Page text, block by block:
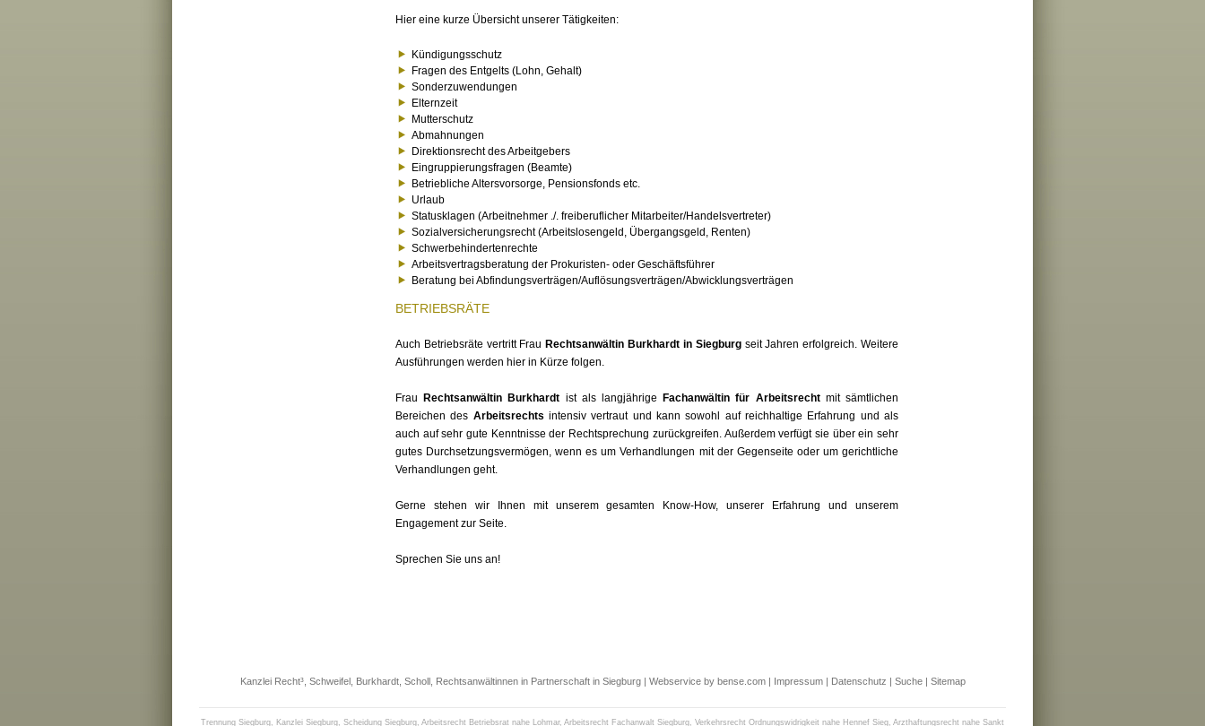
Hier eine kurze Übersicht unserer Tätigkeiten:
Kündigungsschutz
Fragen des Entgelts (Lohn, Gehalt)
Sonderzuwendungen
Elternzeit
Mutterschutz
Abmahnungen
Direktionsrecht des Arbeitgebers
Eingruppierungsfragen (Beamte)
Betriebliche Altersvorsorge, Pensionsfonds etc.
Urlaub
Statusklagen (Arbeitnehmer ./. freiberuflicher Mitarbeiter/Handelsvertreter)
Sozialversicherungsrecht (Arbeitslosengeld, Übergangsgeld, Renten)
Schwerbehindertenrechte
Arbeitsvertragsberatung der Prokuristen- oder Geschäftsführer
Beratung bei Abfindungsverträgen/Auflösungsverträgen/Abwicklungsverträgen
BETRIEBSRÄTE
Auch Betriebsräte vertritt Frau Rechtsanwältin Burkhardt in Siegburg seit Jahren erfolgreich. Weitere
Ausführungen werden hier in Kürze folgen.
Frau Rechtsanwältin Burkhardt ist als langjährige Fachanwältin für Arbeitsrechtmit sämtlichen
Bereichen des Arbeitsrechtsintensiv vertraut und kann sowohl auf reichhaltige Erfahrung und als
auch auf sehr gute Kenntnisse der Rechtsprechung zurückgreifen. Außerdem verfügt sie über ein sehr
gutes Durchsetzungsvermögen, wenn es um Verhandlungen mit der Gegenseite oder um gerichtliche
Verhandlungen geht.
Gerne stehen wir Ihnen mit unserem gesamten Know-How, unserer Erfahrung und unserem
Engagement zur Seite.
Sprechen Sie uns an!
Kanzlei Recht³, Schweifel, Burkhardt, Scholl, Rechtsanwältinnen in Partnerschaft in Siegburg | Webservice by bense.com| Impressum| Datenschutz | Suche| Sitemap
Trennung Siegburg, Kanzlei Siegburg, Scheidung Siegburg, Arbeitsrecht Betriebsrat nahe Lohmar, Arbeitsrecht Fachanwalt Siegburg, Verkehrsrecht Ordnungswidrigkeit nahe Hennef Sieg, Arzthaftungsrecht nahe Sankt